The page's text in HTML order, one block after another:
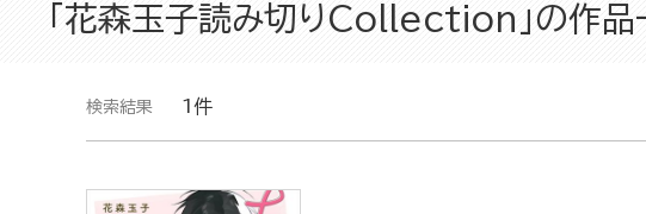
「花森玉子読み切りCollection」の作品
検索結果 1件